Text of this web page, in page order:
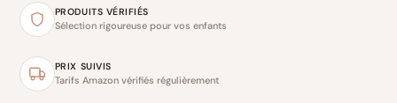
PRODUITS VÉRIFIÉS
Sélection rigoureuse pour vos enfants
PRIX SUIVIS
Tarifs Amazon vérifiés régulièrement